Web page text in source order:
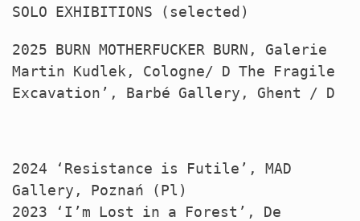
SOLO EXHIBITIONS (selected)
2025 BURN MOTHERFUCKER BURN , Galerie
Martin Kudlek, Cologne/ D The Fragile
Excavation’, Barbé Gallery, Ghent / D
2024 ‘Resistance is Futile’, MAD
Gallery, Poznań (Pl)
2023 ‘I’m Lost in a Forest’, De